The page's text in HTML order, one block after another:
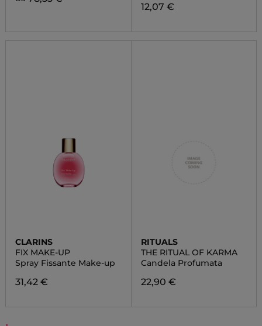
12,07 €
CLARINS
FIX MAKE-UP
Spray Fissante Make-up
31,42 €
RITUALS
THE RITUAL OF KARMA
Candela Profumata
22,90 €